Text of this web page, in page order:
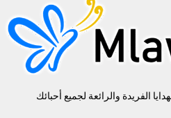
الفريدة والرائعة لجميع أحبائك